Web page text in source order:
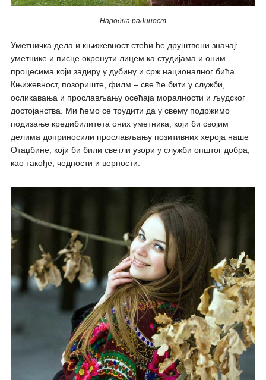
Народна радиност
Уметничка дела и књижевност стећи ће друштвени значај:
уметнике и писце окренути лицем ка студијама и оним
процесима који задиру у дубину и срж националног бића.
Књижевност, позориште, филм – све ће бити у служби,
осликавања и прослављању осећајa моралности и људског
достојанства. Ми ћемо се трудити да у свему подржимо
подизање кредибилитета оних уметника, који би својим
делима доприносили прослављању позитивних хероја наше
Отаџбине, који би били светли узори у служби општог добра,
као такође, чедности и верности.